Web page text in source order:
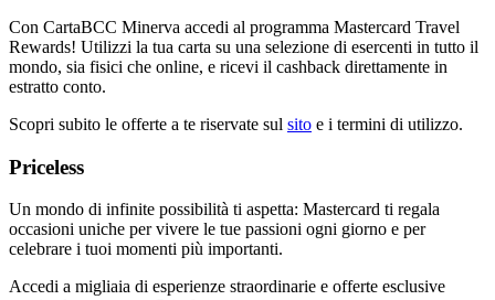
Con CartaBCC Minerva accedi al programma Mastercard Travel
Rewards! Utilizzi la tua carta su una selezione di esercenti in tutto il
mondo, sia fisici che online, e ricevi il cashback direttamente in
estratto conto.
Scopri subito le offerte a te riservate sul sito e i termini di utilizzo.
Priceless
Un mondo di infinite possibilità ti aspetta: Mastercard ti regala
occasioni uniche per vivere le tue passioni ogni giorno e per
celebrare i tuoi momenti più importanti.
Accedi a migliaia di esperienze straordinarie e offerte esclusive